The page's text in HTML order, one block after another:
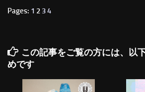
Pages: 1 2 34
この記事をご覧の方には、以
めです